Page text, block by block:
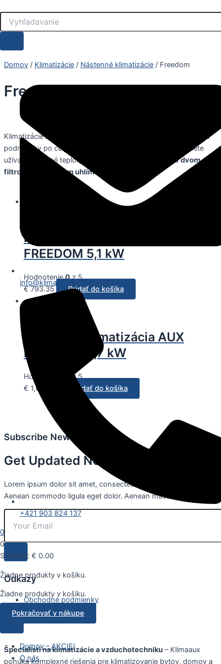
na
obsah
info@klimaaux.sk
+421 903 824 137
0
0
Subtotal: € 0.00
Žiadne produkty v košíku.
Žiadne produkty v košíku.
Pokračovať v nákupe
Domov – AKCIE!
O nás
Domov / Klimatizácie / Nástenné klimatizácie / Freedom
Freedom
KlimatizácieAUX Freedom
série zaručujú dokonalé klimatické
podmienky po celý rok a zdravé prostredie. S nimi si budete
užívať pohodlné teploty a čistý, svieži vzduch vďakadvom
filtrom
aktívnym uhlíma
Nástenná klimatizácia AUX
FREEDOM 5,1 kW
Hodnotenie0z 5
€793.35 Pridať do košíka
Nástenná klimatizácia AUX
FREEDOM 6,7 kW
Hodnotenie
z 5
€ 1,057.80 Pridať do košíka
Subscribe Newsletter
Get Updated News
Lorem ipsum dolor sit amet, consectetuer adipiscing elit.
Aenean commodo ligula eget dolor. Aenean massa.
Odkazy
Obchodné podmienky
GDPR
Špecialisti na klimatizácie a vzduchotechniku – Klimaaux
ponúka komplexné riešenia pre klimatizovanie bytov, domov a